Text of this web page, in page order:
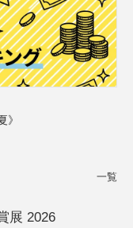
一覧
展 2026